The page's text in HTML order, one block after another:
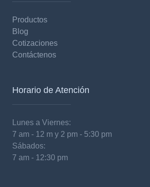
Productos
Blog
Cotizaciones
Contáctenos
Horario de Atención
Lunes a Viernes:
7 am - 12 m y 2 pm - 5:30 pm
Sábados:
7 am - 12:30 pm